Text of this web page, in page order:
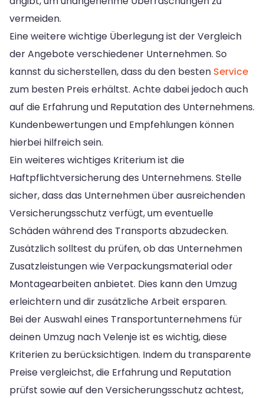
vermeiden.
Eine weitere wichtige Überlegung ist der Vergleich
der Angebote verschiedener Unternehmen. So
kannst du sicherstellen, dass du den besten Service
zum besten Preis erhältst. Achte dabei jedoch auch
auf die Erfahrung und Reputation des Unternehmens.
Kundenbewertungen und Empfehlungen können
hierbei hilfreich sein.
Ein weiteres wichtiges Kriterium ist die
Haftpflichtversicherung des Unternehmens. Stelle
sicher, dass das Unternehmen über ausreichenden
Versicherungsschutz verfügt, um eventuelle
Schäden während des Transports abzudecken.
Zusätzlich solltest du prüfen, ob das Unternehmen
Zusatzleistungen wie Verpackungsmaterial oder
Montagearbeiten anbietet. Dies kann den Umzug
erleichtern und dir zusätzliche Arbeit ersparen.
Bei der Auswahl eines Transportunternehmens für
deinen Umzug nach Velenje ist es wichtig, diese
Kriterien zu berücksichtigen. Indem du transparente
Preise vergleichst, die Erfahrung und Reputation
prüfst sowie auf den Versicherungsschutz achtest,